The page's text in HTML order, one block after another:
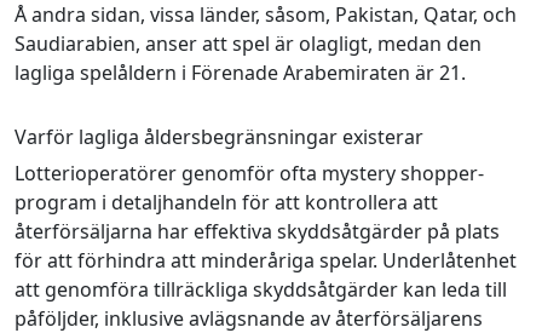
Å andra sidan, vissa länder, såsom, Pakistan, Qatar, och
Saudiarabien, anser att spel är olagligt, medan den
lagliga spelåldern i Förenade Arabemiraten är 21.
Varför lagliga åldersbegränsningar existerar
Lotterioperatörer genomför ofta mystery shopper-
program i detaljhandeln för att kontrollera att
återförsäljarna har effektiva skyddsåtgärder på plats
för att förhindra att minderåriga spelar. Underlåtenhet
att genomföra tillräckliga skyddsåtgärder kan leda till
påföljder, inklusive avlägsnande av återförsäljarens